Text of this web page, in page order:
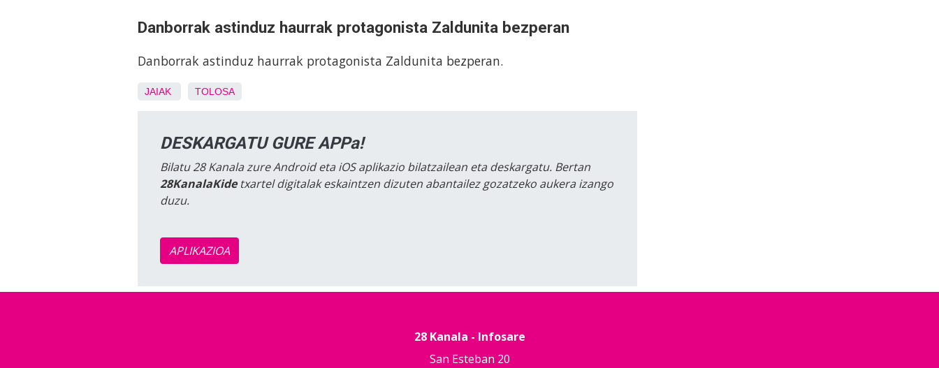
Danborrak astinduz haurrak protagonista Zaldunita bezperan
Danborrak astinduz haurrak protagonista Zaldunita bezperan.
JAIAK TOLOSA
DESKARGATU GURE APPa!
Bilatu 28 Kanala zure Android eta iOS aplikazio bilatzailean eta deskargatu. Bertan
28KanalaKidetxartel digitalak eskaintzen dizuten abantailez gozatzeko aukera izango
duzu.
APLIKAZIOA
28 Kanala - Infosare
San Esteban 20